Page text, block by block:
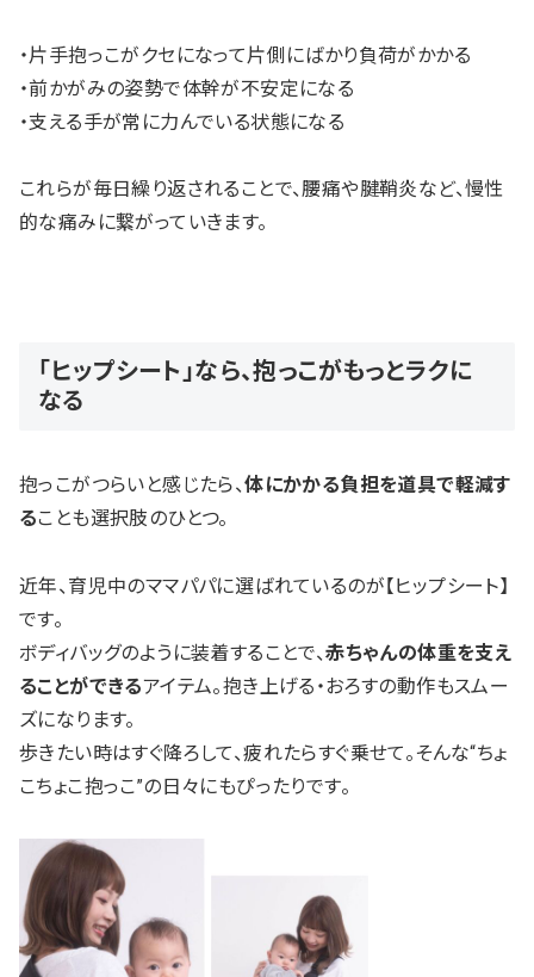
・片手抱っこがクセになって片側にばかり負荷がかかる
・前かがみの姿勢で体幹が不安定になる
・支える手が常に力んでいる状態になる
これらが毎日繰り返されることで、腰痛や腱鞘炎など、慢性
的な痛みに繋がっていきます。
「ヒップシート」なら、抱っこがもっとラクに
なる
抱っこがつらいと感じたら、体にかかる負担を道具で軽減す
ることも選択肢のひとつ。
近年、育児中のママパパに選ばれているのが【ヒップシート】
です。
ボディバッグのように装着することで、赤ちゃんの体重を支え
ることができるアイテム。抱き上げる・おろすの動作もスムー
ズになります。
歩きたい時はすぐ降ろして、疲れたらすぐ乗せて。そんな“ちょ
こちょこ抱っこ”の日々にもぴったりです。